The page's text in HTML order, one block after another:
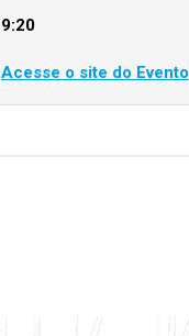
9:20
Acesse o site do Evento